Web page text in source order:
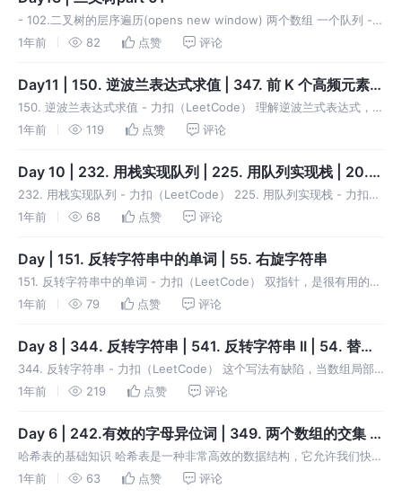
- 102.二叉树的层序遍历(opens new window) 两个数组 一个队列 -
107.二叉树的层次遍历II(opens new window) 代码同上，两种方法，
1年前 82 点赞 评论
Day11 | 150. 逆波兰表达式求值 | 347. 前 K 个高频元素 |
239. 滑动窗口最大值
150. 逆波兰表达式求值 - 力扣（LeetCode） 理解逆波兰式表达式，栈
的特性，先进后出，所以得注意别弄反操作数的前后关系。 347. 前 K
1年前 119 点赞 评论
Day 10 | 232. 用栈实现队列 | 225. 用队列实现栈 | 20.
有效的括号 | 1047. 删除字符串中的所有相邻重复项
232. 用栈实现队列 - 力扣（LeetCode） 225. 用队列实现栈 - 力扣
（LeetCode） 20. 有效的括号 - 力扣（LeetCode） 1047. 删除字符
1年前 68 点赞 评论
Day | 151. 反转字符串中的单词 | 55. 右旋字符串
151. 反转字符串中的单词 - 力扣（LeetCode） 双指针，是很有用的。
这题用了挺长时间都没做出来，还是不太熟悉用双指针。 55. 右旋字符
1年前 79 点赞 评论
Day 8 | 344. 反转字符串 | 541. 反转字符串 II | 54. 替换
数字
344. 反转字符串 - 力扣（LeetCode） 这个写法有缺陷，当数组局部
翻转时失效。替换为： 541. 反转字符串 II - 力扣（LeetCode） 这个写
1年前 219 点赞 评论
Day 6 | 242.有效的字母异位词 | 349. 两个数组的交集 |
第202题. 快乐数
哈希表的基础知识 哈希表是一种非常高效的数据结构，它允许我们快速
地插入、查找和删除数据。 想象一下你有一本电话簿，里面列出了很多
1年前 63 点赞 评论